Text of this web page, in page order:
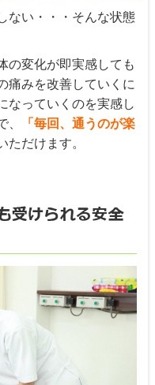
ない・・・そんな状態
の変化が即実感しても
痛みを改善していくに
なっていくのを実感し
、
「毎回、通うのが楽
ただけます。